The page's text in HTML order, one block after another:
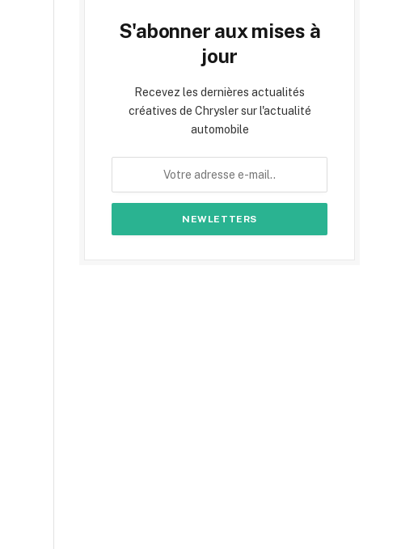
S'abonner aux mises à
jour
Recevez les dernières actualités
créatives de Chrysler sur l'actualité
automobile